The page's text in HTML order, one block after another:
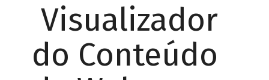
Visualizador
do Conteúdo